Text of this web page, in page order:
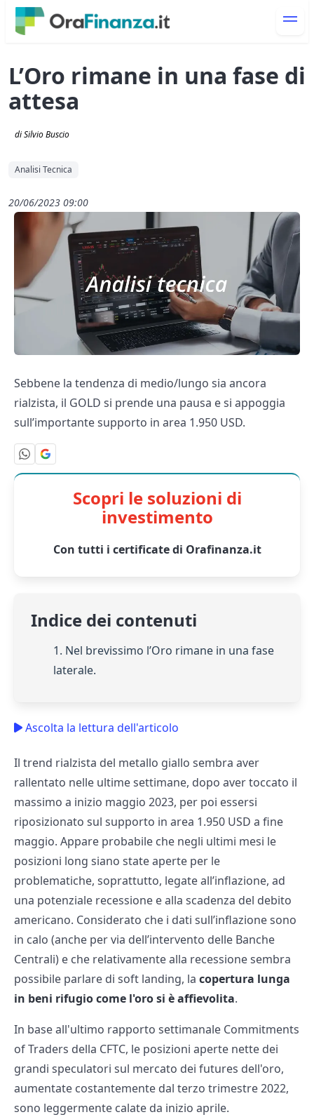
L’Oro rimane in una fase di
attesa
di Silvio Buscio
Analisi Tecnica
20/06/2023 09:00
Sebbene la tendenza di medio/lungo sia ancora
rialzista, il GOLD si prende una pausa e si appoggia
sull’importante supporto in area 1.950 USD.
Scopri le soluzioni di
investimento
Con tutti i certificate di Orafinanza.it
Indice dei contenuti
1. Nel brevissimo l’Oro rimane in una fase
laterale.
Ascolta la lettura dell'articolo
Il trend rialzista del metallo giallo sembra aver
rallentato nelle ultime settimane, dopo aver toccato il
massimo a inizio maggio 2023, per poi essersi
riposizionato sul supporto in area 1.950 USD a fine
maggio. Appare probabile che negli ultimi mesi le
posizioni long siano state aperte per le
problematiche, soprattutto, legate all’inflazione, ad
una potenziale recessione e alla scadenza del debito
americano. Considerato che i dati sull’inflazione sono
in calo (anche per via dell’intervento delle Banche
Centrali) e che relativamente alla recessione sembra
possibile parlare di soft landing, la copertura lunga
in beni rifugio come l'oro si è affievolita.
In base all'ultimo rapporto settimanale Commitments
of Traders della CFTC, le posizioni aperte nette dei
grandi speculatori sul mercato dei futures dell'oro,
aumentate costantemente dal terzo trimestre 2022,
sono leggermente calate da inizio aprile.